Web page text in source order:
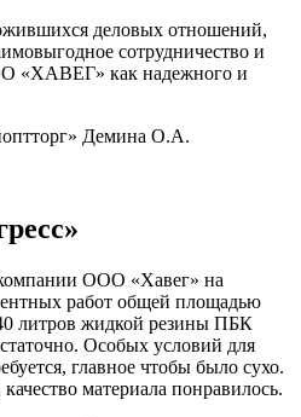
деловых отношений,
сотрудничество и
«ХАВЕГ» как надежного и
Демина О.А.
ООО «Хавег» на
работ общей площадью
литров жидкой резины ПБК
Особых условий для
главное чтобы было сухо.
материала понравилось.